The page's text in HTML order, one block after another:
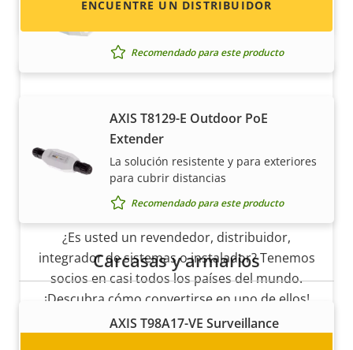
La solución inteligente para cubrir
Recomendado para este producto
AXIS T8129-E Outdoor PoE
Extender
La solución resistente y para exteriores
para cubrir distancias
Recomendado para este producto
Carcasas y armarios
AXIS T98A17-VE Surveillance
ENCUENTRE UN DISTRIBUIDOR
Hágase socio
¿Es usted un revendedor, distribuidor,
integrador de sistemas o instalador? Tenemos
socios en casi todos los países del mundo.
¡Descubra cómo convertirse en uno de ellos!